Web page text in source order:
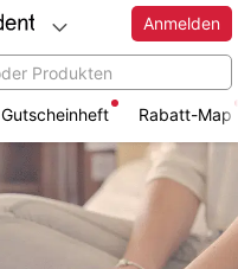
Anmelden
Gutscheinheft Rabatt-Map